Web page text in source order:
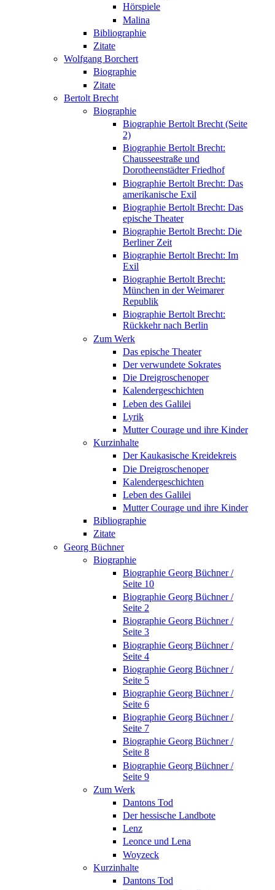
Hörspiele
Malina
Bibliographie
Zitate
Wolfgang Borchert
Biographie
Zitate
Bertolt Brecht
Biographie
Biographie Bertolt Brecht (Seite
2)
Biographie Bertolt Brecht:
Chausseestraße und
Dorotheenstädter Friedhof
Biographie Bertolt Brecht: Das
amerikanische Exil
Biographie Bertolt Brecht: Das
epische Theater
Biographie Bertolt Brecht: Die
Berliner Zeit
Biographie Bertolt Brecht: Im
Exil
Biographie Bertolt Brecht:
München in der Weimarer
Republik
Biographie Bertolt Brecht:
Rückkehr nach Berlin
Zum Werk
Das epische Theater
Der verwundete Sokrates
Die Dreigroschenoper
Kalendergeschichten
Leben des Galilei
Lyrik
Mutter Courage und ihre Kinder
Kurzinhalte
Der Kaukasische Kreidekreis
Die Dreigroschenoper
Kalendergeschichten
Leben des Galilei
Mutter Courage und ihre Kinder
Bibliographie
Zitate
Georg Büchner
Biographie
Biographie Georg Büchner /
Seite 10
Biographie Georg Büchner /
Seite 2
Biographie Georg Büchner /
Seite 3
Biographie Georg Büchner /
Seite 4
Biographie Georg Büchner /
Seite 5
Biographie Georg Büchner /
Seite 6
Biographie Georg Büchner /
Seite 7
Biographie Georg Büchner /
Seite 8
Biographie Georg Büchner /
Seite 9
Zum Werk
Dantons Tod
Der hessische Landbote
Lenz
Leonce und Lena
Woyzeck
Kurzinhalte
Dantons Tod